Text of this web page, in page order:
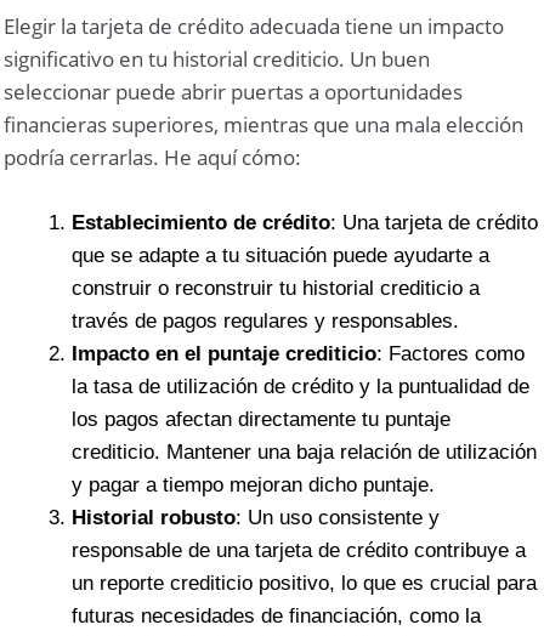
Elegir la tarjeta de crédito adecuada tiene un impacto
significativo en tu historial crediticio. Un buen
seleccionar puede abrir puertas a oportunidades
financieras superiores, mientras que una mala elección
podría cerrarlas. He aquí cómo:
Establecimiento de crédito: Una tarjeta de crédito
que se adapte a tu situación puede ayudarte a
construir o reconstruir tu historial crediticio a
través de pagos regulares y responsables.
Impacto en el puntaje crediticio: Factores como
la tasa de utilización de crédito y la puntualidad de
los pagos afectan directamente tu puntaje
crediticio. Mantener una baja relación de utilización
y pagar a tiempo mejoran dicho puntaje.
Historial robusto: Un uso consistente y
responsable de una tarjeta de crédito contribuye a
un reporte crediticio positivo, lo que es crucial para
futuras necesidades de financiación, como la